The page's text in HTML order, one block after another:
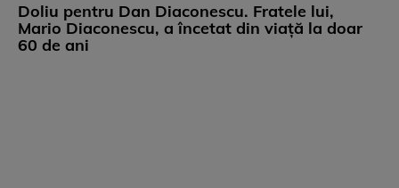
Doliu pentru Dan Diaconescu. Fratele lui,
Mario Diaconescu, a încetat din viață la doar
60 de ani